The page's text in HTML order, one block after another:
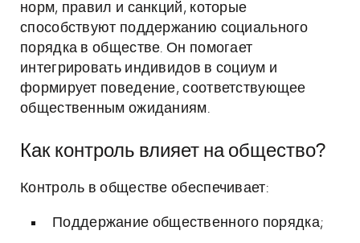
норм, правил и санкций, которые
способствуют поддержанию социального
порядка в обществе. Он помогает
интегрировать индивидов в социум и
формирует поведение, соответствующее
общественным ожиданиям.
Как контроль влияет на общество?
Контроль в обществе обеспечивает:
Поддержание общественного порядка;